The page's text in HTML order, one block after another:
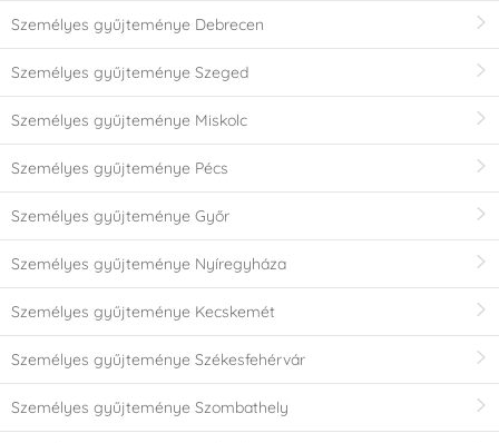
Személyes gyűjteménye Debrecen
Személyes gyűjteménye Szeged
Személyes gyűjteménye Miskolc
Személyes gyűjteménye Pécs
Személyes gyűjteménye Győr
Személyes gyűjteménye Nyíregyháza
Személyes gyűjteménye Kecskemét
Személyes gyűjteménye Székesfehérvár
Személyes gyűjteménye Szombathely